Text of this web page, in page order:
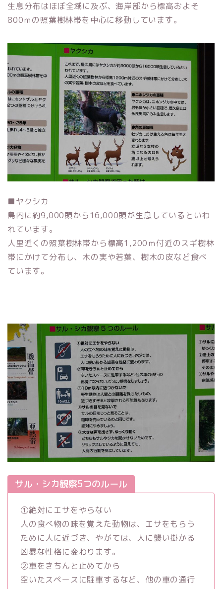
生息分布はほぼ全域に及ぶ、海岸部から標高およそ
800ｍの照葉樹林帯を中心に移動しています。
■ヤクシカ
島内に約9,000頭から16,000頭が生息しているといわ
れています。
人里近くの照葉樹林帯から標高1,200ｍ付近のスギ樹林
帯にかけて分布し、木の実や若葉、樹木の皮など食べ
ています。
サル・シカ観察5つのルール
①絶対にエサをやらない
人の食べ物の味を覚えた動物は、エサをもらう
ために人に近づき、やがては、人に襲い掛かる
凶暴な性格に変わります。
②車をきちんと止めてから
空いたスペースに駐車するなど、他の車の通行